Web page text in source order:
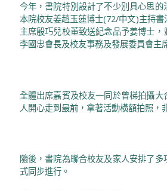
今年，書院特別設計了不少別具心思的
本院校友姜趙玉蓮博士(72/中文)主持
主席殷巧兒校董致送紀念品予姜博士，
李國忠會長及校友事務及發展委員會主
全體出席嘉賓及校友一同於曾梯拍攝大
人開心走到最前，拿著活動橫額拍照，
隨後，書院為聯合校友及家人安排了
式同步進行。